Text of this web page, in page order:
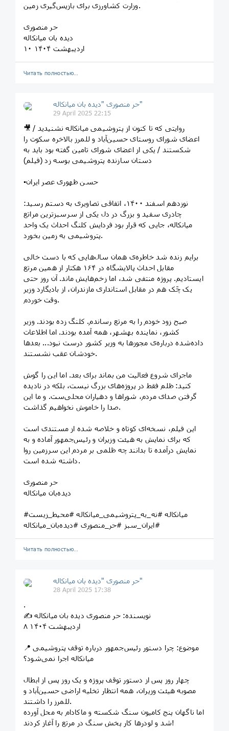
وزارت کشاورزی برای بازپس‌گیری زمین.
حر منصوری
دیده بان میانکاله
۱۰ اردیبهشت ۱۴۰۴
Читать полностью…
حر منصوری "دیده بان میانکاله"
29 April 2025 22:15
🎥 روایتی که تا کنون از پتروشیمی میانکاله نشنیدید /
اعضای شورای روستای حسین‌آباد و للمرز بالاخره سکوت را
شکستند / یکی از اعضای شورای تامین گفته بود باید به
دستان سازنده پتروشیمی بوسه زد (فیلم)
▪️حسن ظهوری عصر ایران
نوزدهم اسفند ۱۴۰۰، اتفاقی تصاویری به دستم رسید:
چادری سفید و بزرگ در دل یکی از سرسبزترین مراتع
میانکاله، جایی که قرار بود فردایش کلنگ احداث یک واحد
پتروشیمی به زمین بخورد.
برایم زنده شد خاطره‌ی همان سال‌هایی که با دست خالی
مقابل احداث پالایشگاه در ۱۶۴ هکتار از همین مرتع
ایستادیم. پروژه منتفی شد، اما زخم‌هایش ماند. آن روز حتی
یک چَک هم در مقابل استانداری مازندران، از بادیگارد وزیر
وقت خوردم.
صبح زود خودم را به مرتع رساندم. کلنگ زده بودند. وزیر
کشور، نماینده بهشهر، همه آمده بودند. اما اطلاعات
داده‌شده درباره‌ی مجوزها به وزیر کشور درست نبود... بعدها
خودشان عقب نشستند.
ماجرای شروع فعالیت من بماند برای بعد. اما این را گوش
کنید: ظلم فقط در پروژه‌های بزرگ نیست، بلکه در نادیده
گرفتن صدای مردم، شوراها و دهیاران محلی‌ست. و ما این
صدا را خاموش نخواهیم گذاشت.
این فیلم، نسخه‌ای کوتاه و خلاصه شده از مستندی است
که برای نمایش به هیئت وزیران و رئیس‌جمهور آماده و به
نمایش درآمده تا بدانند چه ظلمی بر مردم این سرزمین روا
داشته شده است.
حر منصوری
دیده‌بان میانکاله
#میانکاله #نه_به_پتروشیمی_میانکاله #محیط_زیست
#ایران_سبز #حر_منصوری #دیده‌بان_میانکاله
Читать полностью…
حر منصوری "دیده بان میانکاله"
28 April 2025 17:38
.
✍️ نویسنده: حر منصوری دیده بان میانکاله
۸ اردیبهشت ۱۴۰۴
📍 موضوع: چرا دستور رئیس‌جمهور درباره توقف پتروشیمی
میانکاله اجرا نمی‌شود؟
چهار روز پس از دستور توقف پروژه و یک روز پس از ابطال
مصوبه هیئت وزیران، همه انتظار تخلیه اراضی حسین‌آباد و
للمرز را داشتند.
اما ناگهان پنج کامیون سنگ شکسته و ماکادام به محل آورده
شد و لودرها کار پخش سنگ در مرتع را آغاز کردند!